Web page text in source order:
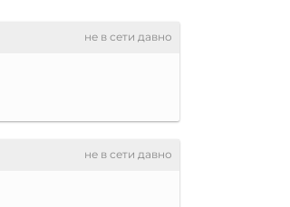
не в сети давно
не в сети давно